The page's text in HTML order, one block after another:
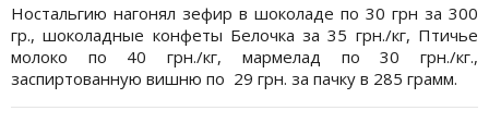
Ностальгию нагонял зефир в шоколаде по 30 грн за 300
гр., шоколадные конфеты Белочка за 35 грн./кг, Птичье
молоко по 40 грн./кг, мармелад по 30 грн./кг.,
заспиртованную вишню по 29 грн. за пачку в 285 грамм.